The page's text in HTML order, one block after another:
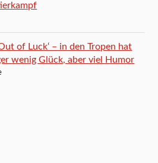
of Luck‘ – in den Tropen hat
wenig Glück, aber viel Humor